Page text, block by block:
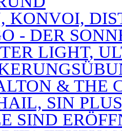
KONVOI,
- DER
LIGHT,
& THE
SIN
SIND